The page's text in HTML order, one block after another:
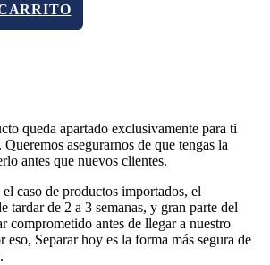
queda apartado exclusivamente para ti
asegurarnos de que tengas la
antes que nuevos clientes.
caso de productos importados, el
tardar de 2 a 3 semanas, y gran parte del
comprometido antes de llegar a nuestro
eso, Separar hoy es la forma más segura de